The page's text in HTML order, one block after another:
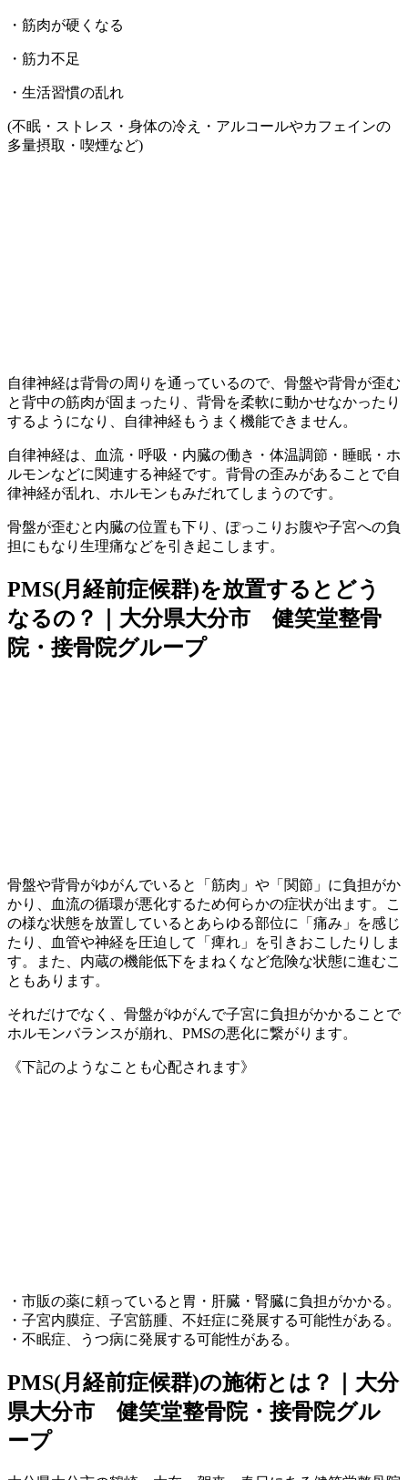
・筋肉が硬くなる
・筋力不足
・生活習慣の乱れ
(不眠・ストレス・身体の冷え・アルコールやカフェインの
多量摂取・喫煙など)
自律神経は背骨の周りを通っているので、骨盤や背骨が歪む
と背中の筋肉が固まったり、背骨を柔軟に動かせなかったり
するようになり、自律神経もうまく機能できません。
自律神経は、血流・呼吸・内臓の働き・体温調節・睡眠・ホ
ルモンなどに関連する神経です。背骨の歪みがあることで自
律神経が乱れ、ホルモンもみだれてしまうのです。
骨盤が歪むと内臓の位置も下り、ぽっこりお腹や子宮への負
担にもなり生理痛などを引き起こします。
PMS(月経前症候群)を放置するとどう
なるの？｜大分県大分市 健笑堂整骨
院・接骨院グループ
骨盤や背骨がゆがんでいると「筋肉」や「関節」に負担がか
かり、血流の循環が悪化するため何らかの症状が出ます。こ
の様な状態を放置しているとあらゆる部位に「痛み」を感じ
たり、血管や神経を圧迫して「痺れ」を引きおこしたりしま
す。また、内蔵の機能低下をまねくなど危険な状態に進むこ
ともあります。
それだけでなく、骨盤がゆがんで子宮に負担がかかることで
ホルモンバランスが崩れ、PMSの悪化に繋がります。
《下記のようなことも心配されます》
・市販の薬に頼っていると胃・肝臓・腎臓に負担がかかる。
・子宮内膜症、子宮筋腫、不妊症に発展する可能性がある。
・不眠症、うつ病に発展する可能性がある。
PMS(月経前症候群)の施術とは？｜大分
県大分市 健笑堂整骨院・接骨院グル
ープ